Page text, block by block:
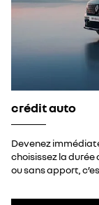
crédit auto
Devenez
choisissez la
ou sans apport,